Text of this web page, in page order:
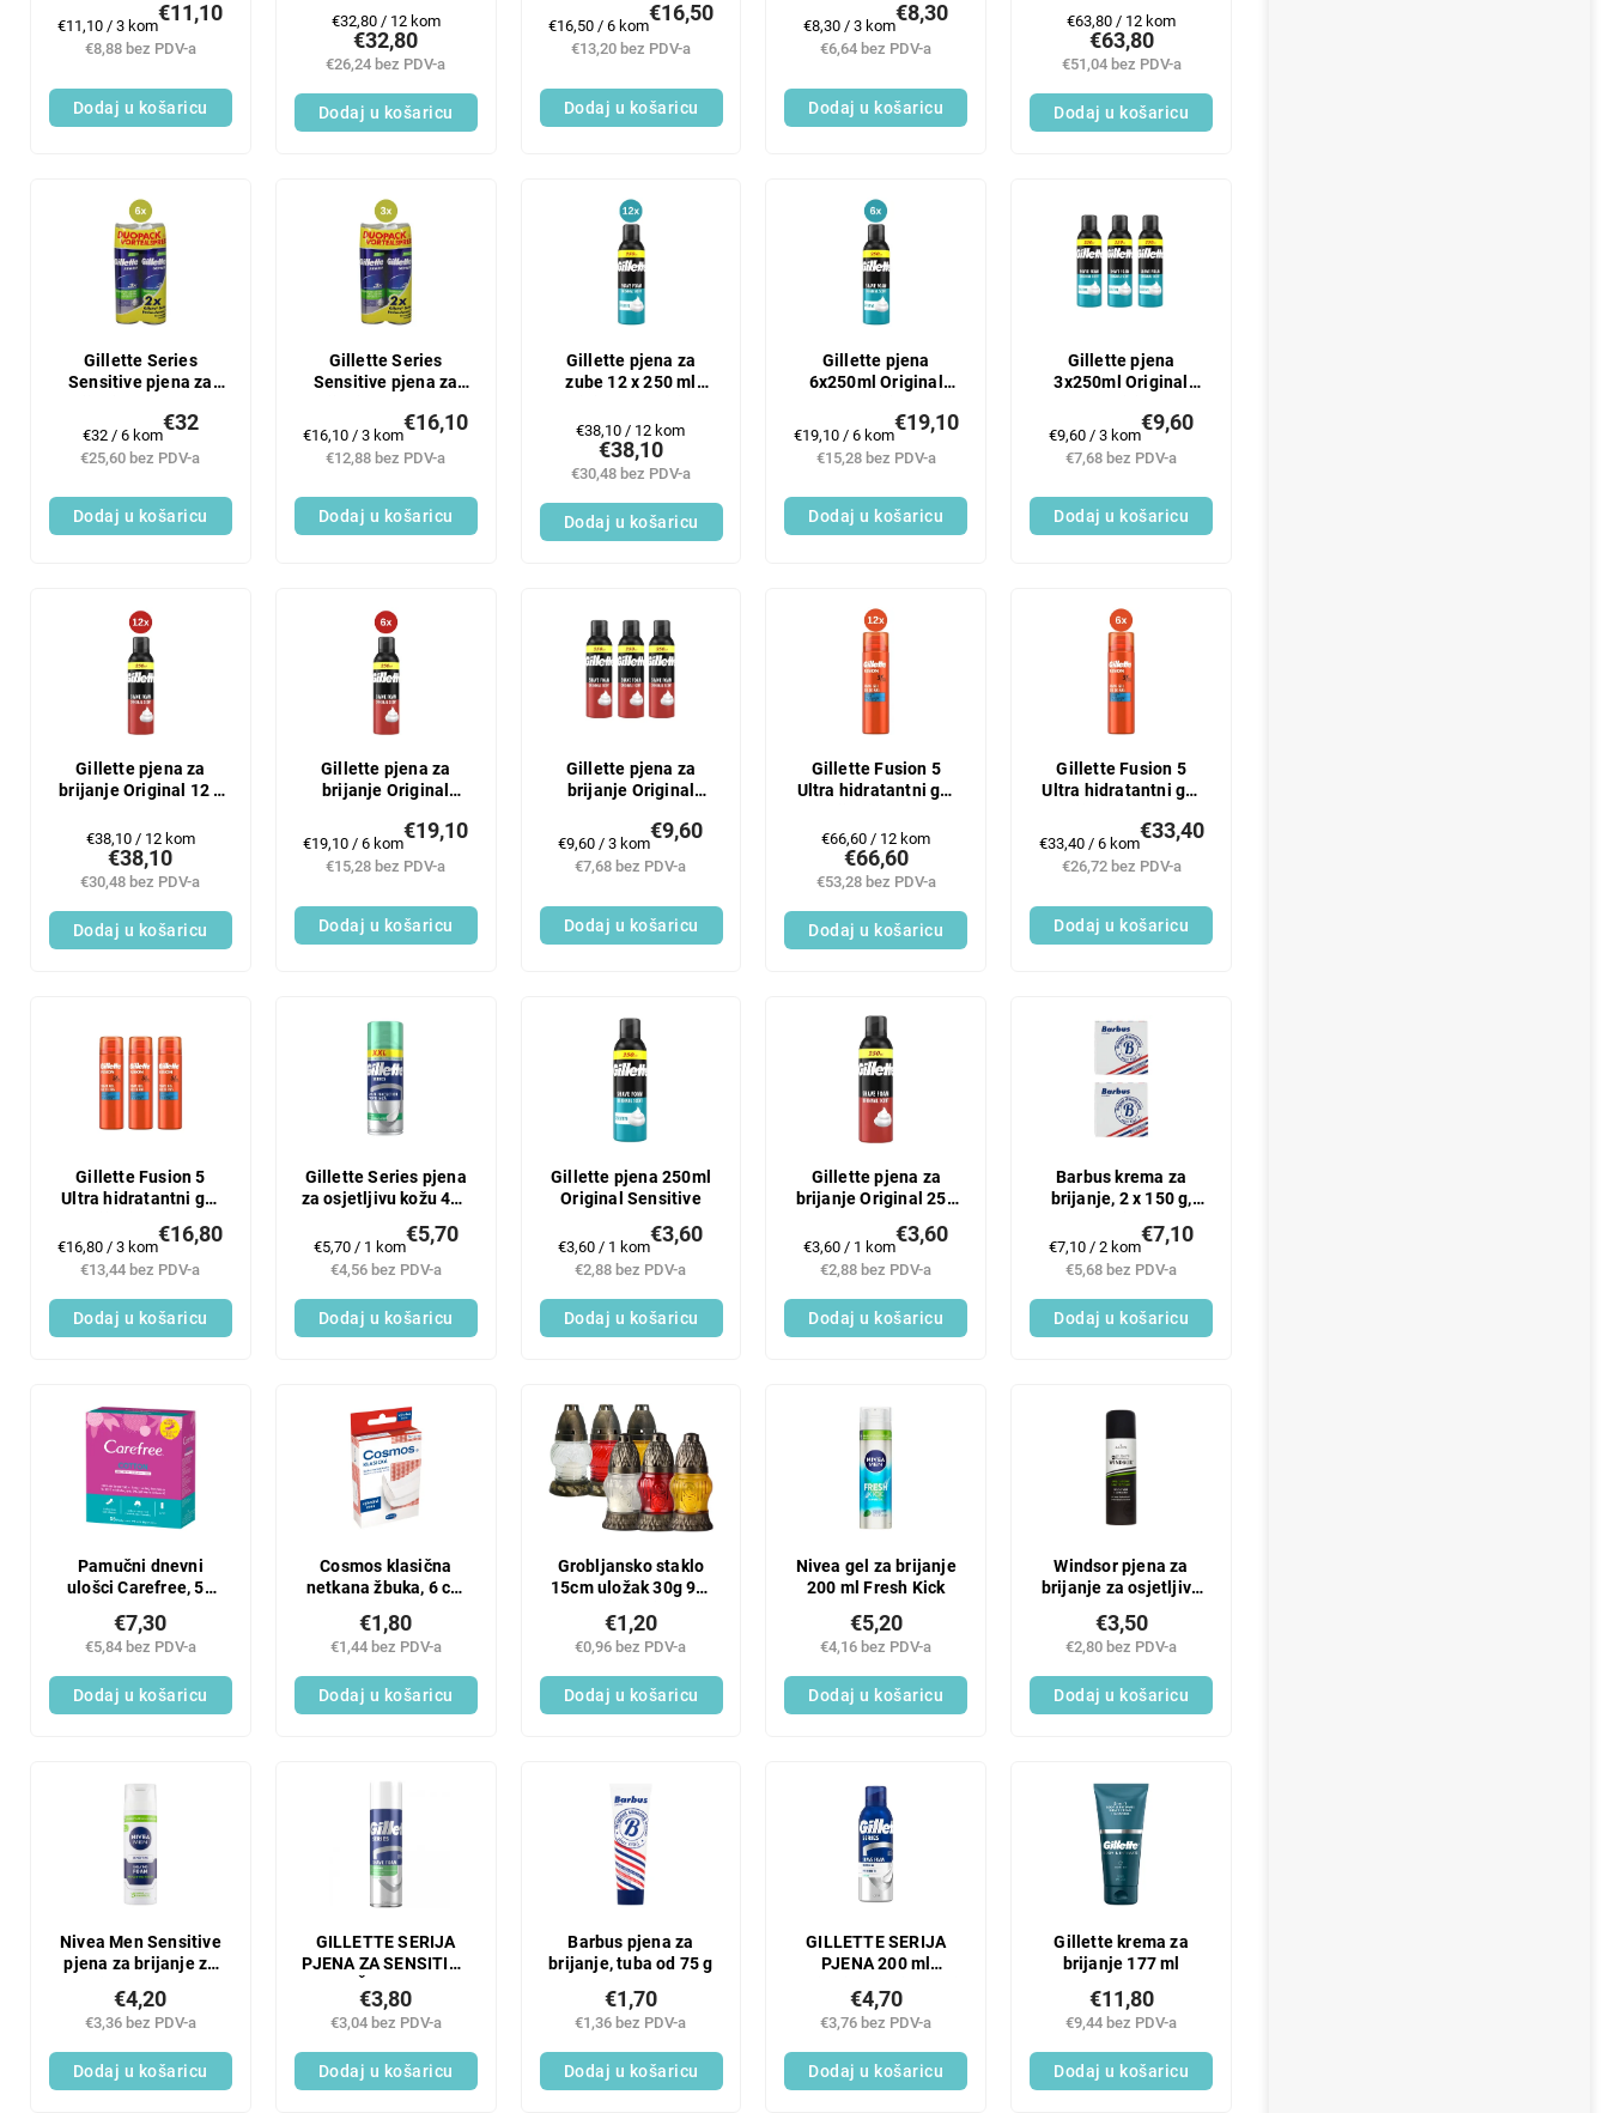
€8,88 bez PDV-a
€11,10
Mjerenje
cijene:
€11,10 / 3 kom
Dodaj u košaricu
€26,24 bez PDV-a
€32,80
Mjerenje
cijene:
€32,80 / 12 kom
Dodaj u košaricu
€13,20 bez PDV-a
€16,50
Mjerenje
cijene:
€16,50 / 6 kom
Dodaj u košaricu
€6,64 bez PDV-a
€8,30
Mjerenje
cijene:
€8,30 / 3 kom
Dodaj u košaricu
ml)
€51,04 bez PDV-a
€63,80
Mjerenje
cijene:
€63,80 / 12 kom
Dodaj u košaricu
Gillette Series
Sensitive pjena za
ml)
€25,60 bez PDV-a
€32
Mjerenje
cijene:
€32 / 6 kom
Dodaj u košaricu
Gillette Series
Sensitive pjena za
ml)
€12,88 bez PDV-a
€16,10
Mjerenje
cijene:
€16,10 / 3 kom
Dodaj u košaricu
Gillette pjena za
zube 12 x 250 ml
€30,48 bez PDV-a
€38,10
Mjerenje
cijene:
€38,10 / 12 kom
Dodaj u košaricu
Gillette pjena
6x250ml Original
€15,28 bez PDV-a
€19,10
Mjerenje
cijene:
€19,10 / 6 kom
Dodaj u košaricu
Gillette pjena
3x250ml Original
€7,68 bez PDV-a
€9,60
Mjerenje
cijene:
€9,60 / 3 kom
Dodaj u košaricu
Gillette pjena za
brijanje Original 12 x
€30,48 bez PDV-a
€38,10
Mjerenje
cijene:
€38,10 / 12 kom
Dodaj u košaricu
Gillette pjena za
brijanje Original
€15,28 bez PDV-a
€19,10
Mjerenje
cijene:
€19,10 / 6 kom
Dodaj u košaricu
Gillette pjena za
brijanje Original
€7,68 bez PDV-a
€9,60
Mjerenje
cijene:
€9,60 / 3 kom
Dodaj u košaricu
Gillette Fusion 5
Ultra hidratantni gel
ml
€53,28 bez PDV-a
€66,60
Mjerenje
cijene:
€66,60 / 12 kom
Dodaj u košaricu
Gillette Fusion 5
Ultra hidratantni gel
€26,72 bez PDV-a
€33,40
Mjerenje
cijene:
€33,40 / 6 kom
Dodaj u košaricu
Gillette Fusion 5
Ultra hidratantni gel
€13,44 bez PDV-a
€16,80
Mjerenje
cijene:
€16,80 / 3 kom
Dodaj u košaricu
Gillette Series pjena
za osjetljivu kožu 400
€4,56 bez PDV-a
€5,70
Mjerenje
cijene:
€5,70 / 1 kom
Dodaj u košaricu
Gillette pjena 250ml
Original Sensitive
€2,88 bez PDV-a
€3,60
Mjerenje
cijene:
€3,60 / 1 kom
Dodaj u košaricu
Gillette pjena za
brijanje Original 250
€2,88 bez PDV-a
€3,60
Mjerenje
cijene:
€3,60 / 1 kom
Dodaj u košaricu
Barbus krema za
brijanje, 2 x 150 g,
€5,68 bez PDV-a
€7,10
Mjerenje
cijene:
€7,10 / 2 kom
Dodaj u košaricu
Pamučni dnevni
ulošci Carefree, 56
€5,84 bez PDV-a
€7,30
Dodaj u košaricu
Cosmos klasična
netkana žbuka, 6 cm
€1,44 bez PDV-a
€1,80
Dodaj u košaricu
Grobljansko staklo
15cm uložak 30g 9h.
€0,96 bez PDV-a
€1,20
Dodaj u košaricu
Nivea gel za brijanje
200 ml Fresh Kick
€4,16 bez PDV-a
€5,20
Dodaj u košaricu
Windsor pjena za
brijanje za osjetljivu
€2,80 bez PDV-a
€3,50
Dodaj u košaricu
Nivea Men Sensitive
pjena za brijanje za
200 ml
€3,36 bez PDV-a
€4,20
Dodaj u košaricu
GILLETTE SERIJA
PJENA ZA SENSITIVE
€3,04 bez PDV-a
€3,80
Dodaj u košaricu
Barbus pjena za
brijanje, tuba od 75 g
€1,36 bez PDV-a
€1,70
Dodaj u košaricu
GILLETTE SERIJA
PJENA 200 ml
čaj
€3,76 bez PDV-a
€4,70
Dodaj u košaricu
Gillette krema za
brijanje 177 ml
€9,44 bez PDV-a
€11,80
Dodaj u košaricu